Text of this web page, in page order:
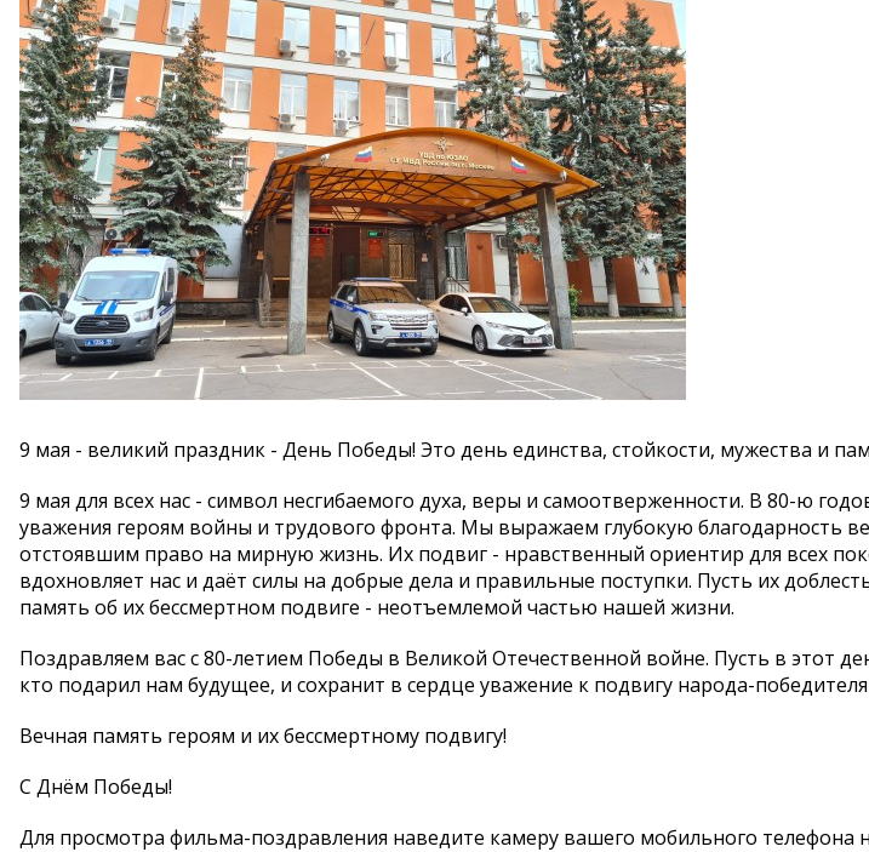
9 мая - великий праздник - День Победы! Это день единства, стойкости, мужества и
9 мая для всех нас - символ несгибаемого духа, веры и самоотверженности. В 80-ю
уважения героям войны и трудового фронта. Мы выражаем глубокую благодарность
отстоявшим право на мирную жизнь. Их подвиг - нравственный ориентир для всех
вдохновляет нас и даёт силы на добрые дела и правильные поступки. Пусть их
память об их бессмертном подвиге - неотъемлемой частью нашей жизни.
Поздравляем вас с 80-летием Победы в Великой Отечественной войне. Пусть в этот
кто подарил нам будущее, и сохранит в сердце уважение к подвигу народа-
Вечная память героям и их бессмертному подвигу!
С Днём Победы!
Для просмотра фильма-поздравления наведите камеру вашего мобильного телефона